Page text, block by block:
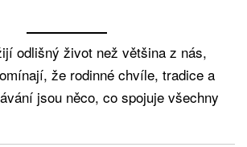
odlišný život než většina z nás,
že rodinné chvíle, tradice a
jsou něco, co spojuje všechny